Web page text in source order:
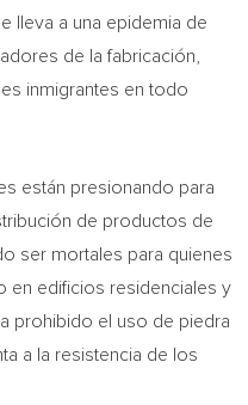
lleva a una epidemia de
de la fabricación,
inmigrantes en todo
están presionando para
de productos de
ser mortales para quienes
en edificios residenciales y
prohibido el uso de piedra
a la resistencia de los